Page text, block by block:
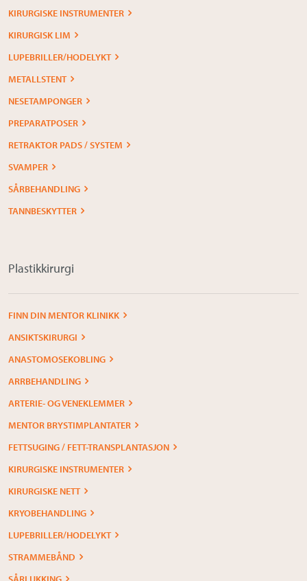
KIRURGISKE INSTRUMENTER
KIRURGISK LIM
LUPEBRILLER/HODELYKT
METALLSTENT
NESETAMPONGER
PREPARATPOSER
RETRAKTOR PADS / SYSTEM
SVAMPER
SÅRBEHANDLING
TANNBESKYTTER
Plastikkirurgi
FINN DIN MENTOR KLINIKK
ANSIKTSKIRURGI
ANASTOMOSEKOBLING
ARRBEHANDLING
ARTERIE- OG VENEKLEMMER
MENTOR BRYSTIMPLANTATER
FETTSUGING / FETT-TRANSPLANTASJON
KIRURGISKE INSTRUMENTER
KIRURGISKE NETT
KRYOBEHANDLING
LUPEBRILLER/HODELYKT
STRAMMEBÅND